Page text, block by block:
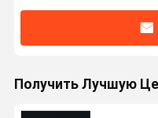
Получить Лучшую